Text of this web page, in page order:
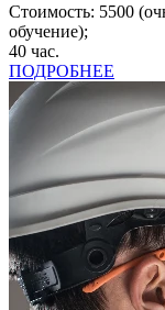
Стоимость: 5500
обучение);
40 час.
ПОДРОБНЕЕ